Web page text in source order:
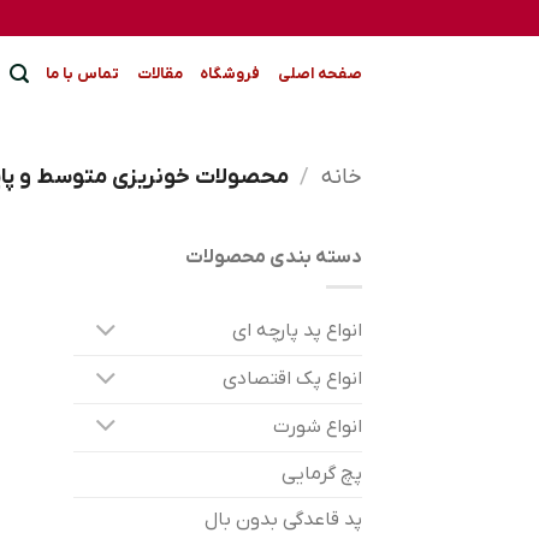
to
صفحه اصلی فروشگاه مقالات تماس با ما
خانه / محصولات خونریزی متوسط و
دسته بندی محصولات
انواع پد پارچه ای
انواع پک اقتصادی
انواع شورت
پچ گرمایی
پد قاعدگی بدون بال